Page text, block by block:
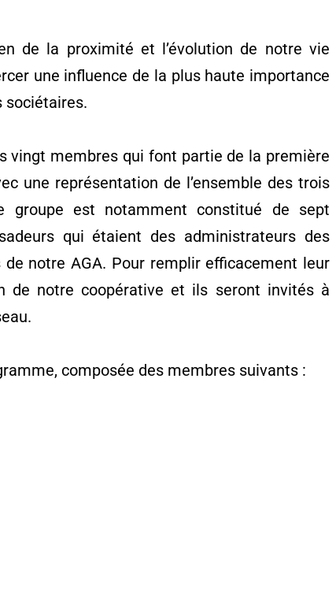
de la proximité et l’évolution de notre vie
une influence de la plus haute importance
sociétaires.
vingt membres qui font partie de la première
une représentation de l’ensemble des trois
groupe est notamment constitué de sept
qui étaient des administrateurs des
notre AGA. Pour remplir efficacement leur
de notre coopérative et ils seront invités à
composée des membres suivants :